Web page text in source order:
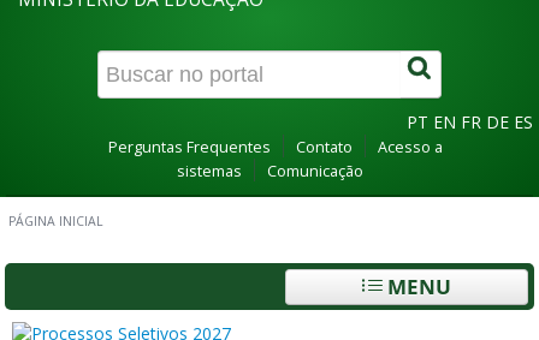
Canais
PT EN FR DE ES
Perguntas Frequentes Contato
Acesso a
sistemas
Comunicação
PÁGINA INICIAL
MENU